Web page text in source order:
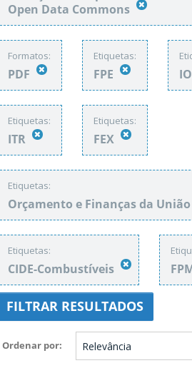
Open Data Commons
Formatos:
PDF
Etiquetas:
FPE
Etiquetas:
ITR
Etiquetas:
FEX
Etiquetas:
Orçamento e Finanças da União
Etiquetas:
CIDE-Combustíveis
FILTRAR RESULTADOS
Ordenar por